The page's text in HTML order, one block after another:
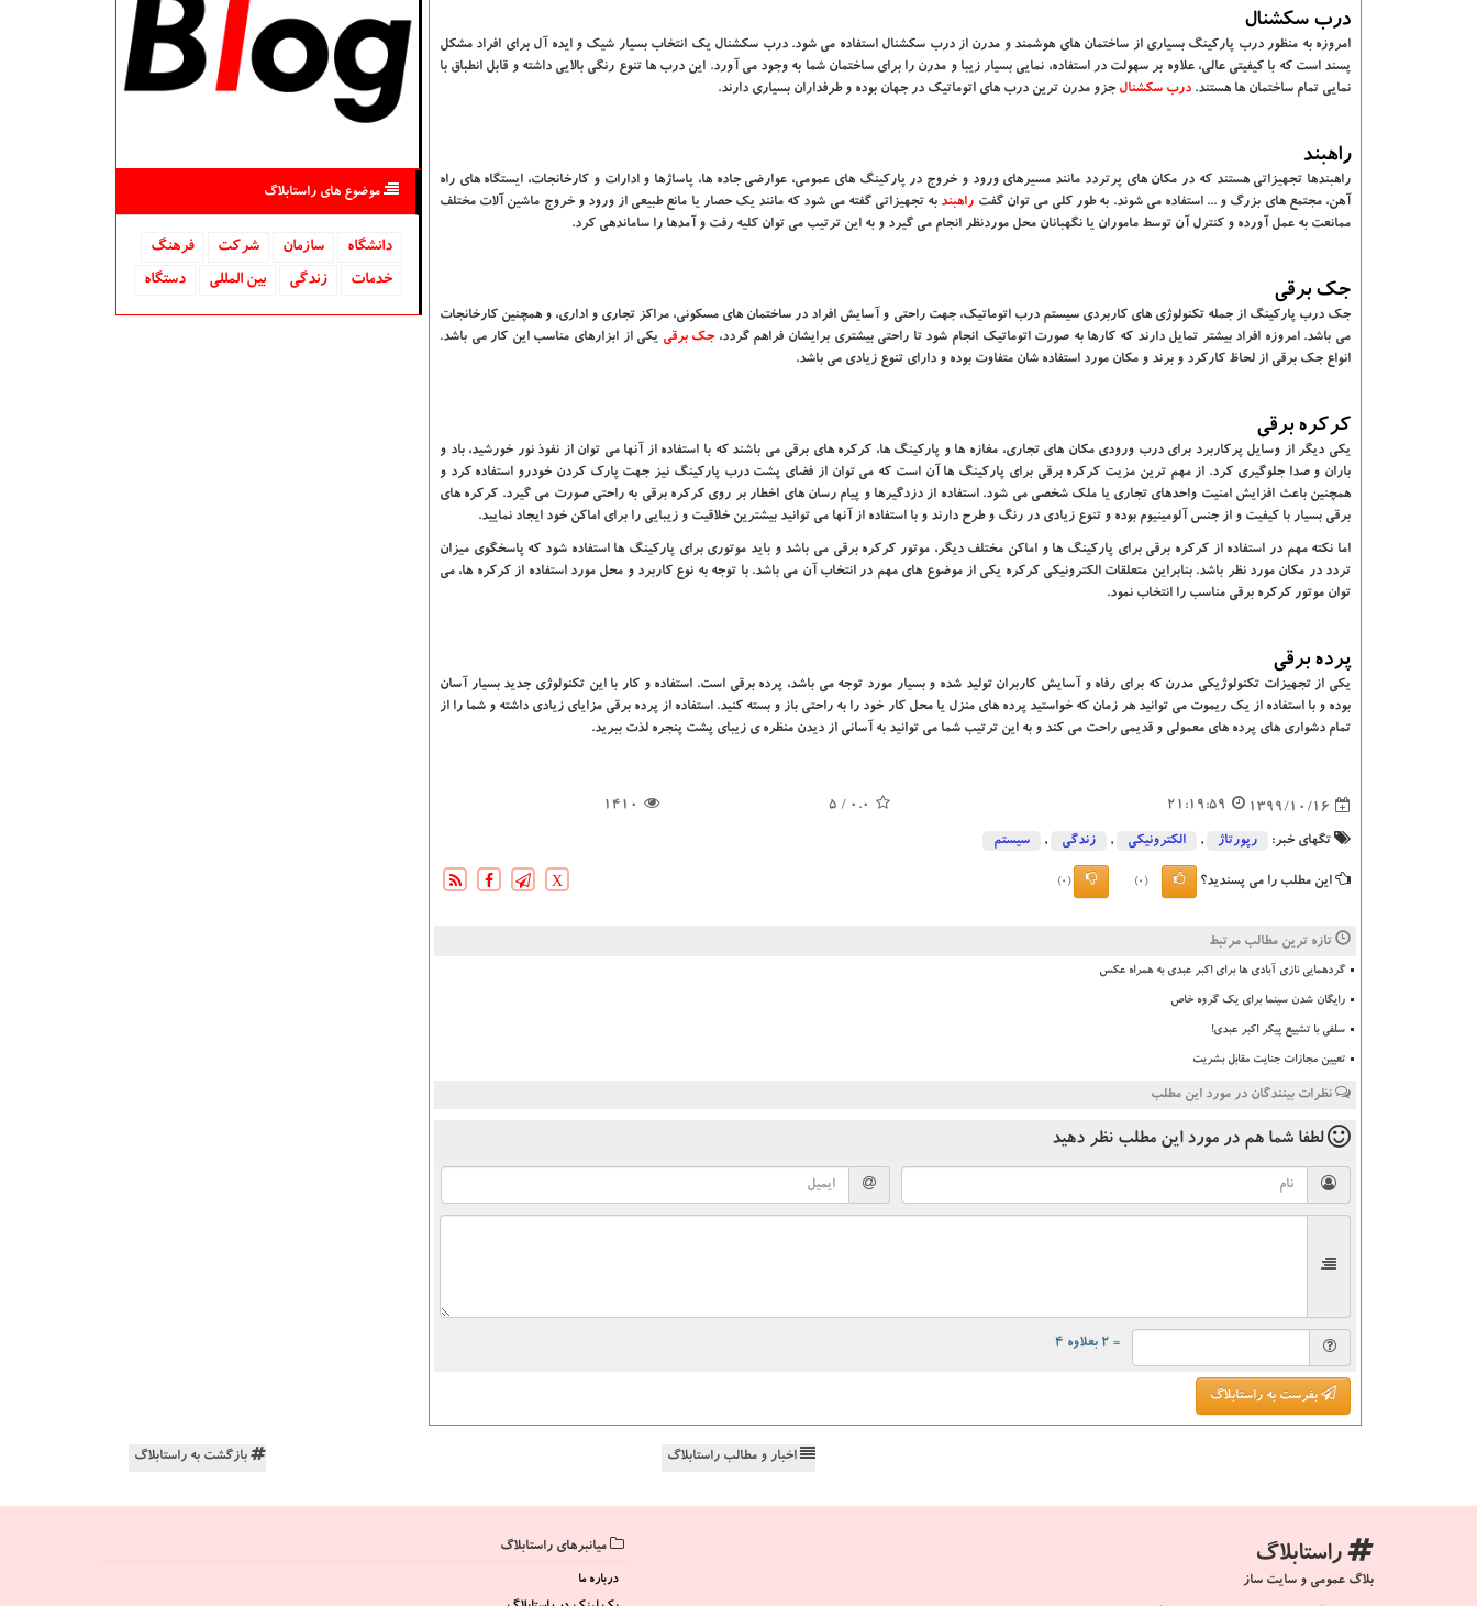
درب سکشنال
امروزه به منظور درب پارکینگ بسیاری از ساختمان های هوشمند و مدرن از درب سکشنال استفاده می شود. درب سکشنال یک انتخاب بسیار شیک و ایده آل برای افراد مشکل
پسند است که با کیفیتی عالی، علاوه بر سهولت در استفاده، نمایی بسیار زیبا و مدرن را برای ساختمان شما به وجود می آورد. این درب ها تنوع رنگی بالایی داشته و قابل انطباق با
نمایی تمام ساختمان ها هستند. درب سکشنال جزو مدرن ترین درب های اتوماتیک در جهان بوده و طرفداران بسیاری دارند.
راهبند
راهبندها تجهیزاتی هستند که در مکان های پرتردد مانند مسیرهای ورود و خروج در پارکینگ های عمومی، عوارضی جاده ها، پاساژها و ادارات و کارخانجات، ایستگاه های راه
آهن، مجتمع های بزرگ و ... استفاده می شوند. به طور کلی می توان گفت راهبند به تجهیزاتی گفته می شود که مانند یک حصار یا مانع طبیعی از ورود و خروج ماشین آلات مختلف
ممانعت به عمل آورده و کنترل آن توسط ماموران یا نگهبانان محل موردنظر انجام می گیرد و به این ترتیب می توان کلیه رفت و آمدها را ساماندهی کرد.
جک برقی
جک درب پارکینگ از جمله تکنولوژی های کاربردی سیستم درب اتوماتیک، جهت راحتی و آسایش افراد در ساختمان های مسکونی، مراکز تجاری و اداری، و همچنین کارخانجات
می باشد. امروزه افراد بیشتر تمایل دارند که کارها به صورت اتوماتیک انجام شود تا راحتی بیشتری برایشان فراهم گردد، جک برقی یکی از ابزارهای مناسب این کار می باشد.
انواع جک برقی از لحاظ کارکرد و برند و مکان مورد استفاده شان متفاوت بوده و دارای تنوع زیادی می باشد.
کرکره برقی
یکی دیگر از وسایل پرکاربرد برای درب ورودی مکان های تجاری، مغازه ها و پارکینگ ها، کرکره های برقی می باشند که با استفاده از آنها می توان از نفوذ نور خورشید، باد و
باران و صدا جلوگیری کرد. از مهم ترین مزیت کرکره برقی برای پارکینگ ها آن است که می توان از فضای پشت درب پارکینگ نیز جهت پارک کردن خودرو استفاده کرد و
همچنین باعث افزایش امنیت واحدهای تجاری یا ملک شخصی می شود. استفاده از دزدگیرها و پیام رسان های اخطار بر روی کرکره برقی به راحتی صورت می گیرد. کرکره های
برقی بسیار با کیفیت و از جنس آلومینیوم بوده و تنوع زیادی در رنگ و طرح دارند و با استفاده از آنها می توانید بیشترین خلاقیت و زیبایی را برای اماکن خود ایجاد نمایید.
اما نکته مهم در استفاده از کرکره برقی برای پارکینگ ها و اماکن مختلف دیگر، موتور کرکره برقی می باشد و باید موتوری برای پارکینگ ها استفاده شود که پاسخگوی میزان
تردد در مکان مورد نظر باشد. بنابراین متعلقات الکترونیکی کرکره یکی از موضوع های مهم در انتخاب آن می باشد. با توجه به نوع کاربرد و محل مورد استفاده از کرکره ها، می
توان موتور کرکره برقی مناسب را انتخاب نمود.
پرده برقی
یکی از تجهیزات تکنولوژیکی مدرن که برای رفاه و آسایش کاربران تولید شده و بسیار مورد توجه می باشد، پرده برقی است. استفاده و کار با این تکنولوژی جدید بسیار آسان
بوده و با استفاده از یک ریموت می توانید هر زمان که خواستید پرده های منزل یا محل کار خود را به راحتی باز و بسته کنید. استفاده از پرده برقی مزایای زیادی داشته و شما را از
تمام دشواری های پرده های معمولی و قدیمی راحت می کند و به این ترتیب شما می توانید به آسانی از دیدن منظره ی زیبای پشت پنجره لذت ببرید.
1399/10/16
21:19:59
0.0
/ 5
1410
تگهای خبر: رپورتاژ , الكترونیكی , زندگی , سیستم
این مطلب را می پسندید؟ (0)
(0)
X
تازه ترین مطالب مرتبط
گردهمایی نازی آبادی ها برای اکبر عبدی به همراه عکس
رایگان شدن سینما برای یک گروه خاص
سلفی با تشییع پیکر اکبر عبدی!
تعیین مجازات جنایت مقابل بشریت
نظرات بینندگان در مورد این مطلب
لطفا شما هم در مورد این مطلب نظر دهید
= ۲ بعلاوه ۴
بفرست به راستابلاگ
موضوع های راستابلاگ
دانشگاه‌ سازمان شركت
فرهنگ
خدمات
زندگی بین المللی دستگاه
اخبار و مطالب راستابلاگ بازگشت به راستابلاگ
راستابلاگ
بلاگ عمومی و سایت ساز
میانبرهای راستابلاگ
درباره ما